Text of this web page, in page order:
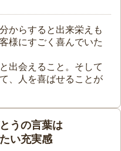
からすると出来栄えも
様にすごく喜んでいた
出会えること。そして
、人を喜ばせることが
うの言葉は
い充実感